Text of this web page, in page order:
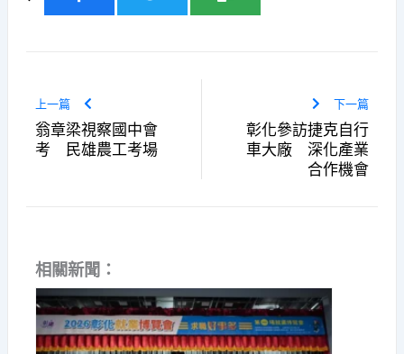
上一篇
翁章梁視察國中會
考 民雄農工考場
下一篇
彰化參訪捷克自行
車大廠 深化產業
合作機會
相關新聞：